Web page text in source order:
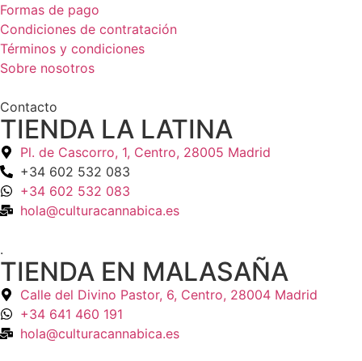
Formas de pago
Condiciones de contratación
Términos y condiciones
Sobre nosotros
Contacto
TIENDA LA LATINA
Pl. de Cascorro, 1, Centro, 28005 Madrid
+34 602 532 083
+34 602 532 083
hola@culturacannabica.es
.
TIENDA EN MALASAÑA
Calle del Divino Pastor, 6, Centro, 28004 Madrid
+34 641 460 191
hola@culturacannabica.es